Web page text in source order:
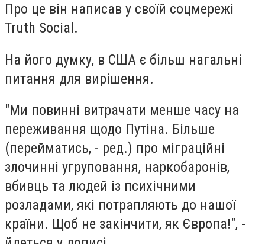
Про це він написав у своїй соцмережі
Truth Social.
На його думку, в США є більш нагальні
питання для вирішення.
"Ми повинні витрачати менше часу на
переживання щодо Путіна. Більше
(перейматись, - ред.) про міграційні
злочинні угруповання, наркобаронів,
вбивць та людей із психічними
розладами, які потрапляють до нашої
країни. Щоб не закінчити, як Європа!", -